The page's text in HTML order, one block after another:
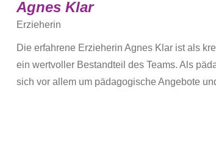
Agnes Klar
Erzieherin
Die erfahrene Erzieherin Agnes Klar ist als
ein wertvoller Bestandteil des Teams. Als
sich vor allem um pädagogische Angebote